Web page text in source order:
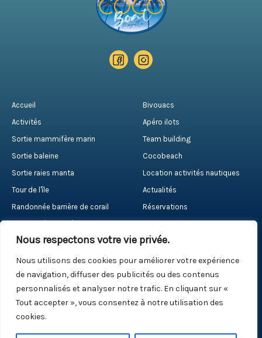
Nous respectons votre vie privée.
Nous utilisons des cookies pour améliorer votre expérience
de navigation, diffuser des publicités ou des contenus
personnalisés et analyser notre trafic. En cliquant sur «
Tout accepter », vous consentez à notre utilisation des
cookies.
Accueil
Activités
Sortie mammifère marin
Sortie baleine
Sortie raies manta
Tour de l'île
Randonnée barrière de corail
Bivouacs
Apéro ilots
Team building
Cocobeach
Location activités nautiques
Actualités
Réservations
RÉSERVER